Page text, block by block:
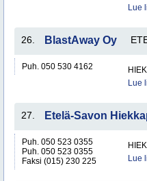
Lue
26. BlastAway Oy
Puh. 050 530 4162
Lue
27. Etelä-Savon
Puh. 050 523 0355
Puh. 050 523 0355
Faksi (015) 230 225
Lue